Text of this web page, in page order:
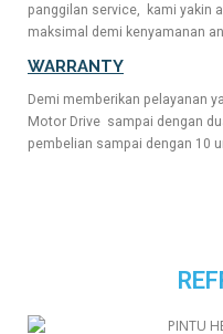
panggilan service, kami yakin
maksimal demi kenyamanan
WARRANTY
Demi memberikan pelayanan
Motor Drive sampai dengan
pembelian sampai dengan 10